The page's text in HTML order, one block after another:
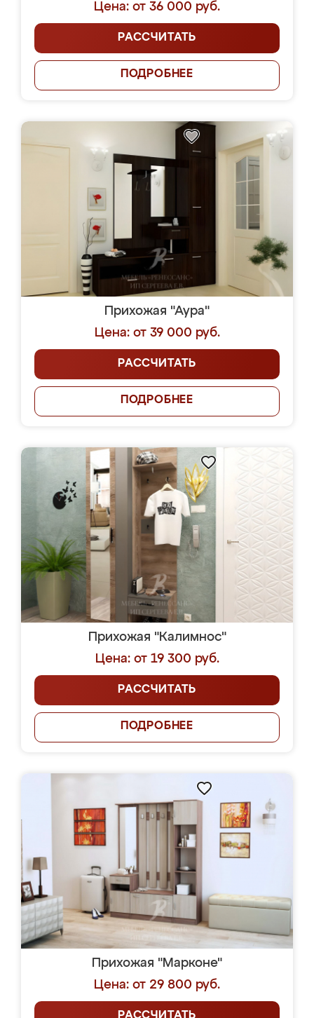
Цена: от 36 000 руб.
РАССЧИТАТЬ
ПОДРОБНЕЕ
Прихожая "Аура"
Цена: от 39 000 руб.
РАССЧИТАТЬ
ПОДРОБНЕЕ
Прихожая "Калимнос"
Цена: от 19 300 руб.
РАССЧИТАТЬ
ПОДРОБНЕЕ
Прихожая "Марконе"
Цена: от 29 800 руб.